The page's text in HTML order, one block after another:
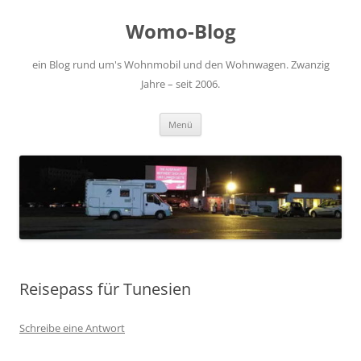
Womo-Blog
ein Blog rund um's Wohnmobil und den Wohnwagen. Zwanzig
Jahre – seit 2006.
Menü
Reisepass für Tunesien
Schreibe eine Antwort